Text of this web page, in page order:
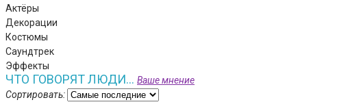
Актёры
Декорации
Костюмы
Саундтрек
Эффекты
ЧТО ГОВОРЯТ ЛЮДИ... Ваше мнение
Сортировать: